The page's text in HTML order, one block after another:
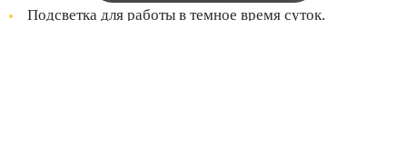
Подсветка для работы в темное время суток.